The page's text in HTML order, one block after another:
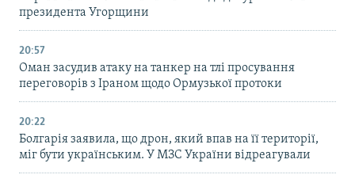
президента Угорщини
20:57
Оман засудив атаку на танкер на тлі просування
переговорів з Іраном щодо Ормузької протоки
20:22
Болгарія заявила, що дрон, який впав на її території,
міг бути українським. У МЗС України відреагували